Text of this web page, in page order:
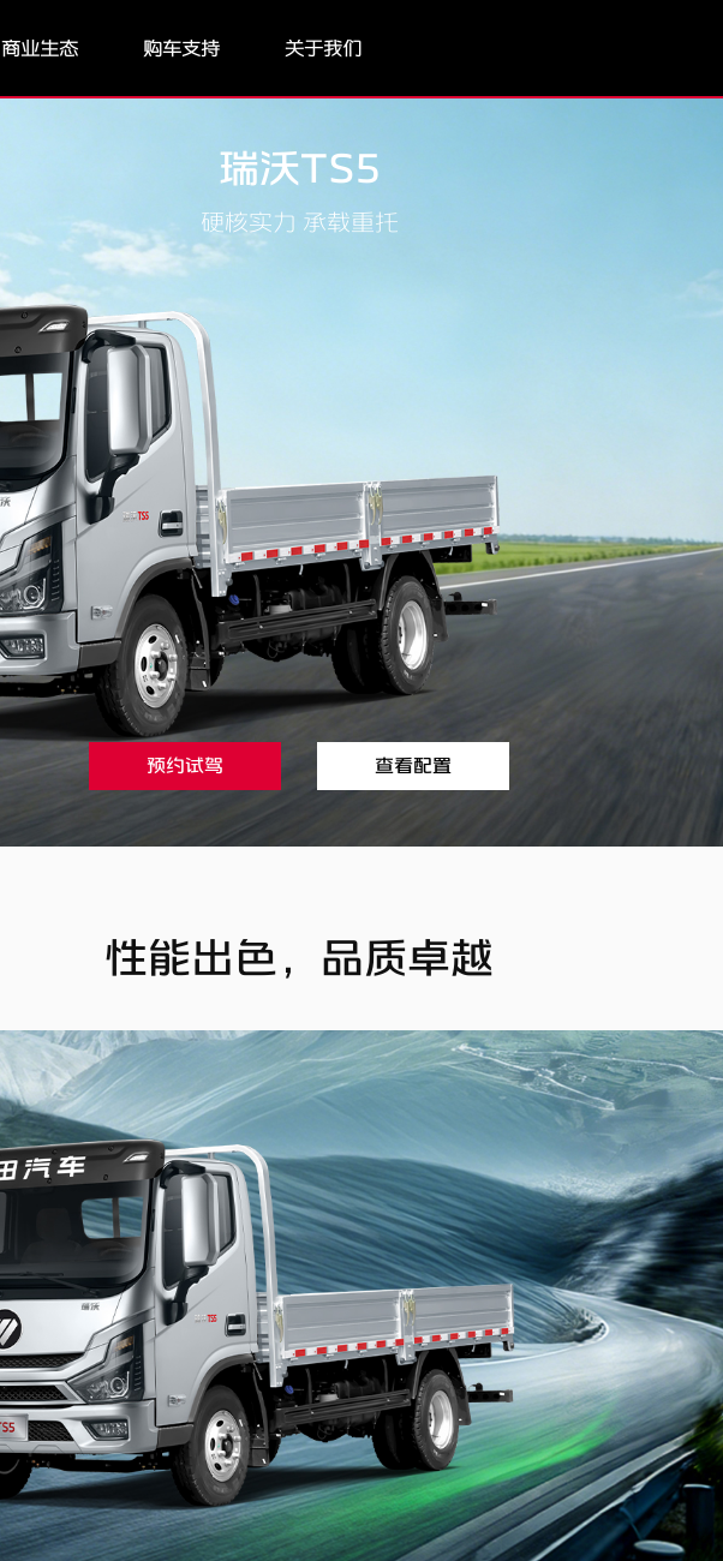
商业生态 购车支持 关于我们
瑞沃TS5
硬核实力 承载重托
预约试驾 查看配置
性能出色，品质卓越